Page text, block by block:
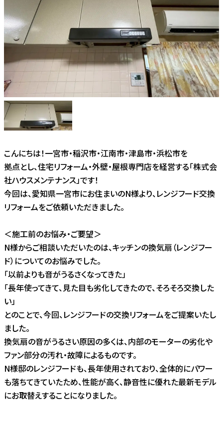
こんにちは！一宮市・稲沢市・江南市・津島市・浜松市を
拠点とし、住宅リフォーム・外壁・屋根専門店を経営する「株式会
社ハウスメンテナンス」です！
今回は、愛知県一宮市にお住まいのN様より、レンジフード交換
リフォームをご依頼いただきました。
＜施工前のお悩み・ご要望＞
N様からご相談いただいたのは、キッチンの換気扇（レンジフー
ド）についてのお悩みでした。
「以前よりも音がうるさくなってきた」
「長年使ってきて、見た目も劣化してきたので、そろそろ交換した
い」
とのことで、今回、レンジフードの交換リフォームをご提案いたし
ました。
換気扇の音がうるさい原因の多くは、内部のモーターの劣化や
ファン部分の汚れ・故障によるものです。
N様邸のレンジフードも、長年使用されており、全体的にパワー
も落ちてきていたため、性能が高く、静音性に優れた最新モデル
にお取替えすることになりました。